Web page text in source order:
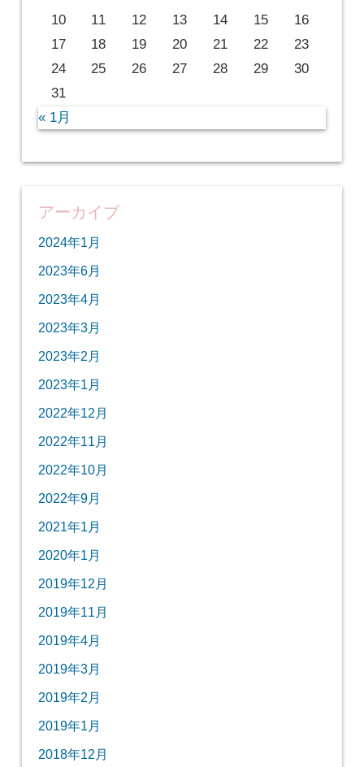
10
11 12 13 14 15
16
17
18 19 20 21 22
23
24
25 26 27 28 29
30
31
« 1月
アーカイブ
2024年1月
2023年6月
2023年4月
2023年3月
2023年2月
2023年1月
2022年12月
2022年11月
2022年10月
2022年9月
2021年1月
2020年1月
2019年12月
2019年11月
2019年4月
2019年3月
2019年2月
2019年1月
2018年12月